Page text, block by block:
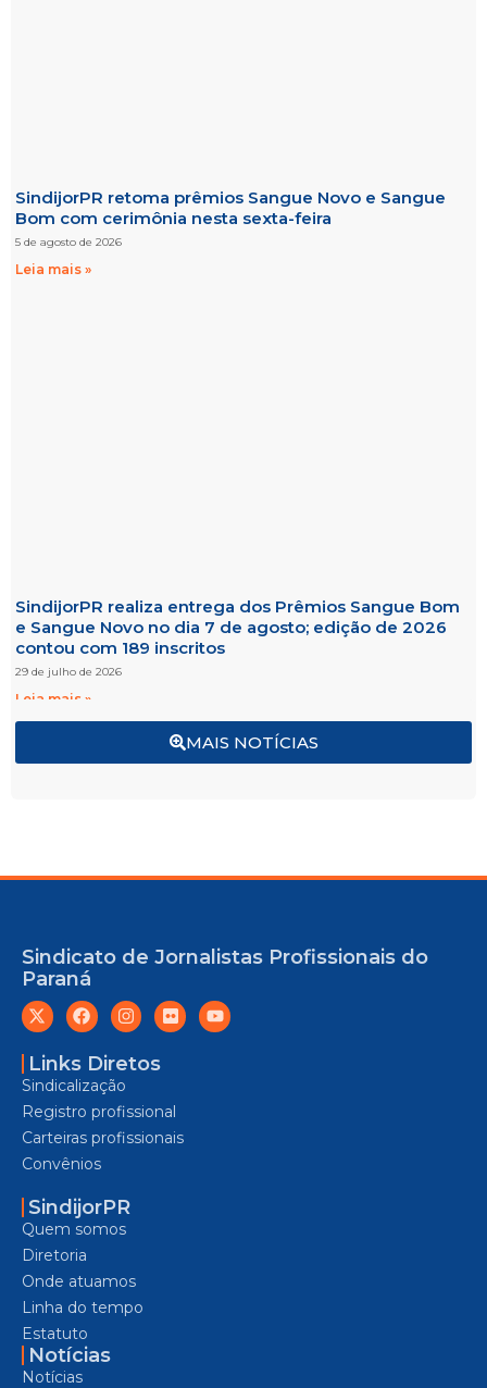
MAIS NOTÍCIAS
SindijorPR retoma prêmios Sangue Novo e Sangue
Bom com cerimônia nesta sexta-feira
5 de agosto de 2026
Leia mais »
SindijorPR realiza entrega dos Prêmios Sangue Bom
e Sangue Novo no dia 7 de agosto; edição de 2026
contou com 189 inscritos
29 de julho de 2026
Leia mais »
Sindicato de Jornalistas Profissionais do
Paraná
Links Diretos
Sindicalização
Registro profissional
Carteiras profissionais
Convênios
SindijorPR
Quem somos
Diretoria
Onde atuamos
Linha do tempo
Estatuto
Notícias
Notícias